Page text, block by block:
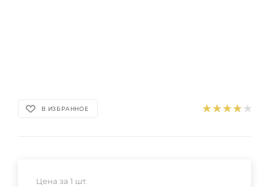
В ИЗБРАННОЕ
Цена за 1 шт.